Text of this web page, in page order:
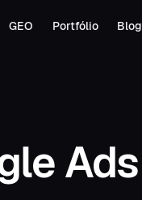
GEO Portfólio Blog
Ads